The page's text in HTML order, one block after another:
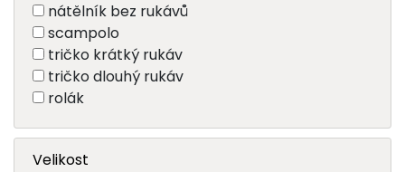
nátělník bez rukávů
scampolo
tričko krátký rukáv
tričko dlouhý rukáv
rolák
Velikost